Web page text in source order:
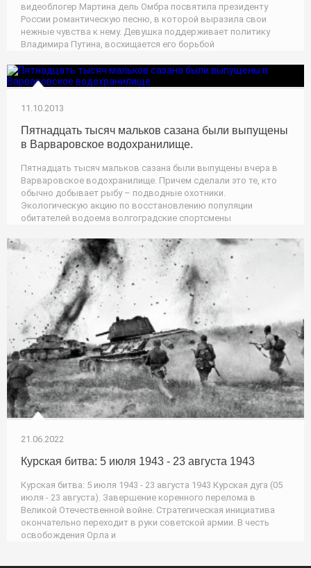
видеоблогер Мартина дель Омбра посвятила президенту
России романтическую песню, в которой выразила свои
нежные чувства к нему. Девушка поддерживает политику
Владимира Путина, восхищается его борьбой
11.10.2013
Пятнадцать тысяч мальков сазана были выпущены
в Варваровское водохранилище.
Пятнадцать тысяч мальков сазана были выпущены вчера в
Варваровское водохранилище. Причем сделали это те, кто
обычно добывает рыбу – подводные охотники.
Экологическую акцию по восстановлению популяции
обитателей водоема волгоградские спортсмены
21.06.2022
Курская битва: 5 июля 1943 - 23 августа 1943
Курская битва: 5 июля 1943 - 23 августа 1943 Курская дуга (05
июля - 23 августа). Завершение коренного перелома в
Великой Отечественной войне. Стратегическая инициатива
окончательно переходит в руки советской армии. В честь
освобождения Орла и